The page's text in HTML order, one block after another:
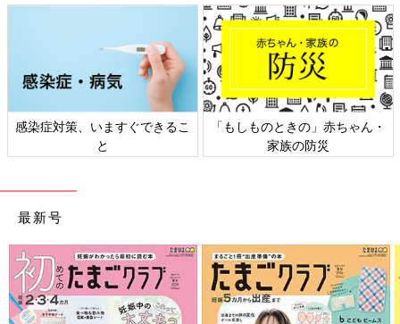
ズ。モノトーンインテリアに合うシンプルさがスタイリッシュ
と、インスタでも注目を集めています。ペーパーオーナメントは
ツリーデコ以外にも使えそうですね！
感染症対策、いますぐできるこ
と
「もしものときの」赤ちゃん・
家族の防災
最新号